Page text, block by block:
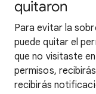
quitaron
Para evitar la
puede quitar el
que no visitaste
permisos,
recibirás